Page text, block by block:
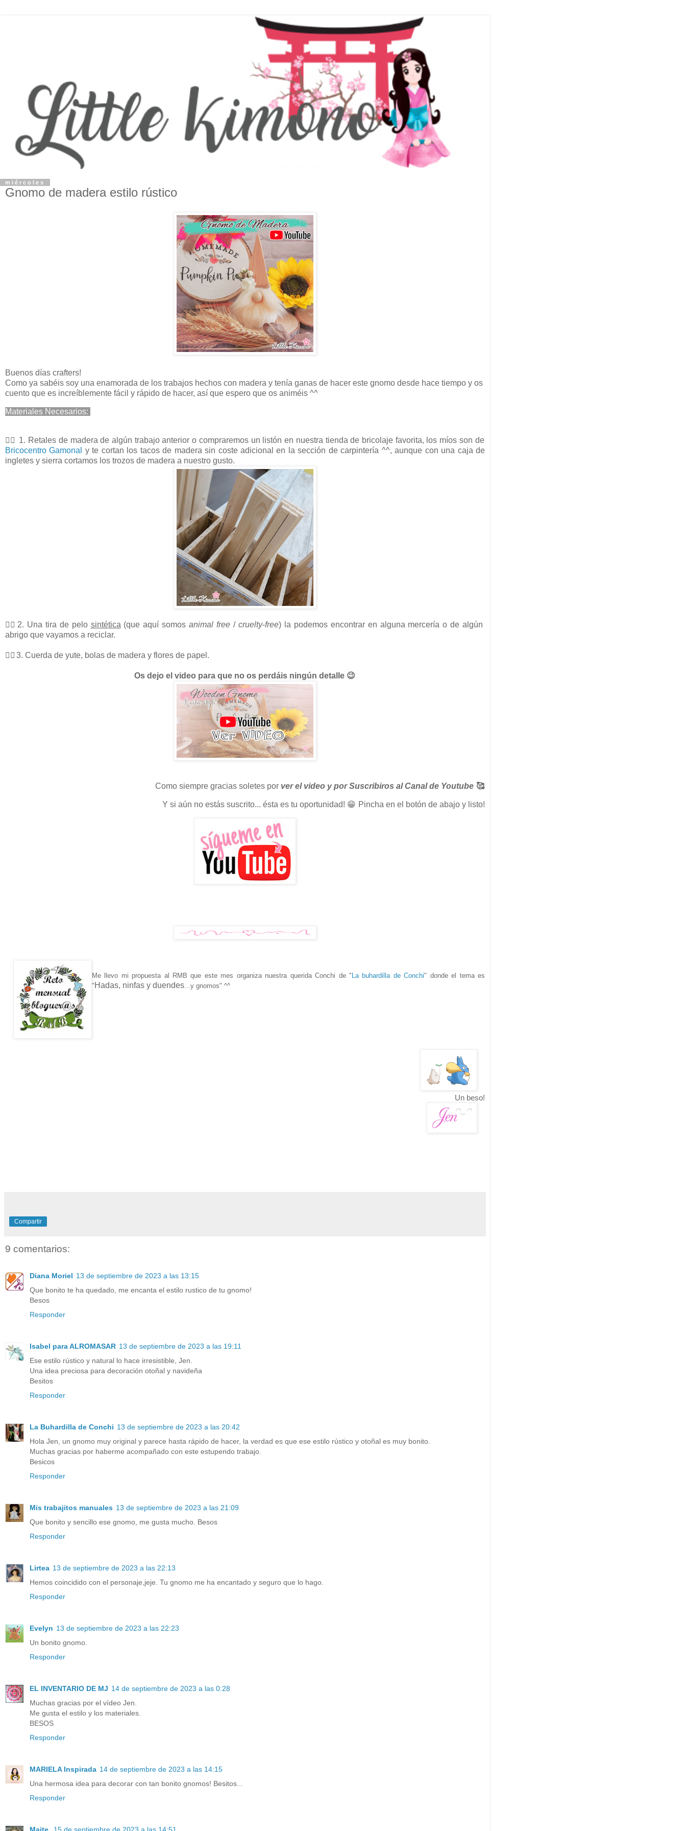
miércoles
Gnomo de madera estilo rústico
Buenos días crafters!
Como ya sabéis soy una enamorada de los trabajos hechos con madera y tenía ganas de hacer este gnomo desde hace tiempo y os
cuento que es increíblemente fácil y rápido de hacer, así que espero que os animéis ^^
Materiales Necesarios:
🧙‍♂️ 1. Retales de madera de algún trabajo anterior o compraremos un listón en nuestra tienda de bricolaje favorita, los míos son de
Bricocentro Gamonal
y te cortan los tacos de madera sin coste adicional en la sección de carpintería ^^, aunque con una caja de
ingletes y sierra cortamos los trozos de madera a nuestro gusto.
🧙‍♂️ 2. Una tira de pelo sintética (que aquí somos animal free / cruelty-free) la podemos encontrar en alguna mercería o de algún
abrigo que vayamos a reciclar.
🧙‍♂️ 3. Cuerda de yute, bolas de madera y flores de papel.
Os dejo el video para que no os perdáis ningún detalle 😉
Como siempre gracias soletes por ver el video y por Suscribiros al Canal de Youtube 🥰
Y si aún no estás suscrito... ésta es tu oportunidad! 😁 Pincha en el botón de abajo y listo!
Me llevo mi propuesta al RMB que este mes organiza nuestra querida Conchi de " La buhardilla de Conchi" donde el tema es
" Hadas, ninfas y duendes...y gnomos" ^^
Un beso!
Compartir
9 comentarios:
Diana Moriel 13 de septiembre de 2023 a las 13:15
Que bonito te ha quedado, me encanta el estilo rustico de tu gnomo!
Besos
Responder
Isabel para ALROMASAR 13 de septiembre de 2023 a las 19:11
Ese estilo rústico y natural lo hace irresistible, Jen.
Una idea preciosa para decoración otoñal y navideña
Besitos
Responder
La Buhardilla de Conchi 13 de septiembre de 2023 a las 20:42
Hola Jen, un gnomo muy original y parece hasta rápido de hacer, la verdad es que ese estilo rústico y otoñal es muy bonito.
Muchas gracias por haberme acompañado con este estupendo trabajo.
Besicos
Responder
Mis trabajitos manuales 13 de septiembre de 2023 a las 21:09
Que bonito y sencillo ese gnomo, me gusta mucho. Besos
Responder
Lirtea 13 de septiembre de 2023 a las 22:13
Hemos coincidido con el personaje,jeje. Tu gnomo me ha encantado y seguro que lo hago.
Responder
Evelyn 13 de septiembre de 2023 a las 22:23
Un bonito gnomo.
Responder
EL INVENTARIO DE MJ 14 de septiembre de 2023 a las 0:28
Muchas gracias por el vídeo Jen.
Me gusta el estilo y los materiales.
BESOS
Responder
MARIELA Inspirada 14 de septiembre de 2023 a las 14:15
Una hermosa idea para decorar con tan bonito gnomos! Besitos...
Responder
Maite 15 de septiembre de 2023 a las 14:51